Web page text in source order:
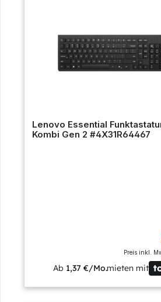
Lenovo Essential
Kombi Gen 2 #4X31R64467
Preis inkl.
Ab 1,37 €/Mo.mieten mit